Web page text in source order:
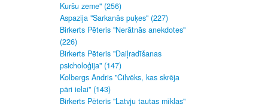
Kuršu zeme" (256)
Aspazija "Sarkanās puķes" (227)
Birkerts Pēteris "Nerātnās anekdotes"
(226)
Birkerts Pēteris "Daiļradīšanas
psicholoģija" (147)
Kolbergs Andris "Cilvēks, kas skrēja
pāri ielai" (143)
Birkerts Pēteris "Latvju tautas mīklas"